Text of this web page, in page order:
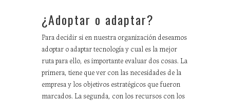
¿Adoptar o adaptar?
Para decidir si en nuestra organización deseamos
adoptar o adaptar tecnología y cual es la mejor
ruta para ello, es importante evaluar dos cosas. La
primera, tiene que ver con las necesidades de la
empresa y los objetivos estratégicos que fueron
marcados. La segunda, con los recursos con los